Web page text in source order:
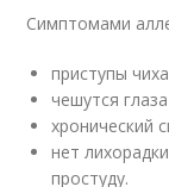
Симптомами
приступы
чешутся
хронический
нет
простуду.